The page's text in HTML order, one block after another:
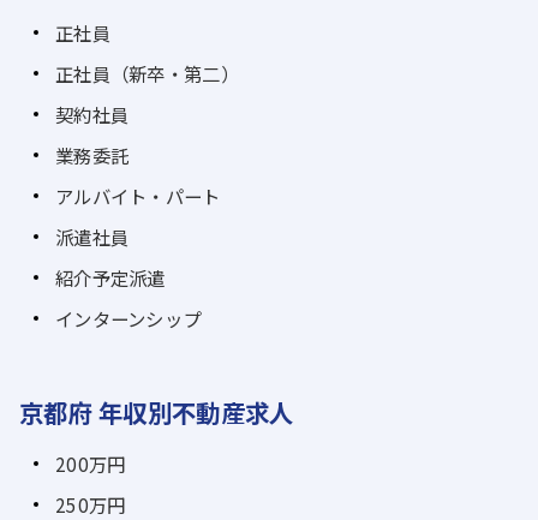
正社員
正社員（新卒・第二）
契約社員
業務委託
アルバイト・パート
派遣社員
紹介予定派遣
インターンシップ
京都府 年収別不動産求人
200万円
250万円